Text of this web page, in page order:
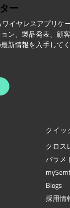
ー
ワイヤレスアプリケ
ン、製品発表、顧
新情報を入手して
クイッ
クロス
パラメ
Blogs
採用情